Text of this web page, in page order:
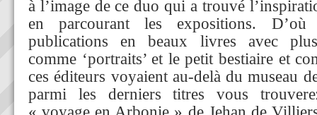
à l’image de ce duo qui a trouvé
en parcourant les expositions.
publications en beaux livres avec
comme ‘portraits’ et le petit bestiaire et
ces éditeurs voyaient au-delà du museau
parmi les derniers titres vous